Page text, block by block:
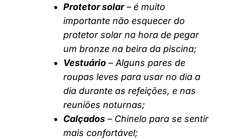
Protetor solar– é muito
importante não esquecer do
protetor solar na hora de pegar
um bronze na beira da piscina;
Vestuário – Alguns pares de
roupas leves para usar no dia a
dia durante as refeições, e nas
reuniões noturnas;
Calçados – Chinelo para se sentir
mais confortável;